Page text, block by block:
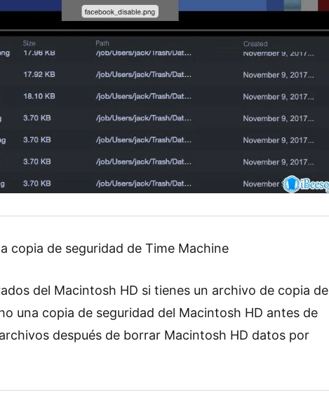
copia de seguridad de Time Machine
del Macintosh HD si tienes un archivo de copia de
una copia de seguridad del Macintosh HD antes de
después de borrar Macintosh HD datos por